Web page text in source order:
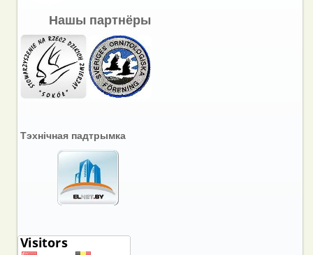
Нашы партнёры
Тэхнічная падтрымка